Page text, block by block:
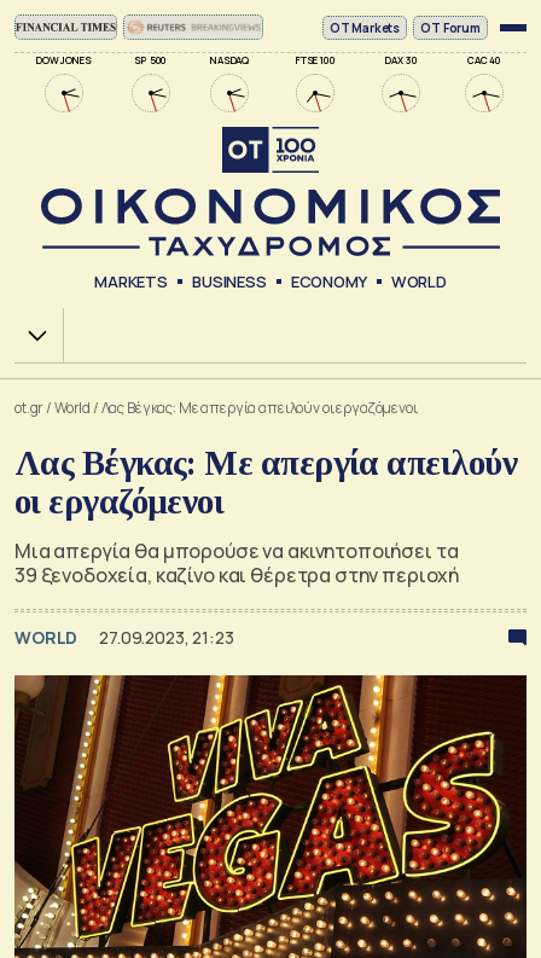
DOW JONES SP 500 NASDAQ FTSE 100 DAX 30 CAC 40
ΟΤ Markets OT Forum
MARKETS BUSINESS ECONOMY WORLD
Χ.Α.
ot.gr/World /Λας Βέγκας: Με απεργία απειλούν οι εργαζόμενοι
Λας Βέγκας: Με απεργία απειλούν
οι εργαζόμενοι
Μια απεργία θα μπορούσε να ακινητοποιήσει τα
39 ξενοδοχεία, καζίνο και θέρετρα στην περιοχή
WORLD 27.09.2023, 21:23